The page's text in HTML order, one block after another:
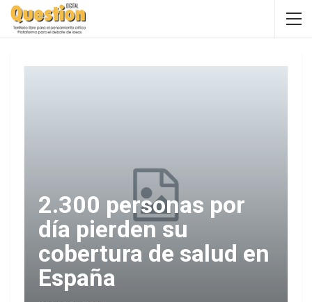
2.300 personas por
día pierden su
cobertura de salud en
España